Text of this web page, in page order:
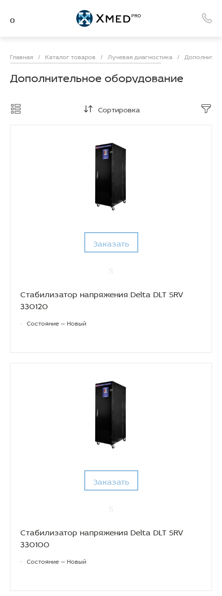
Главная / Каталог товаров / Лучевая диагностика /
Дополнительное оборудование
Сортировка
Заказать
Стабилизатор напряжения Delta DLT SRV
330120
• Состояние — Новый
Заказать
Стабилизатор напряжения Delta DLT SRV
330100
• Состояние — Новый